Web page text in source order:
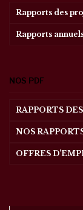
Rapports des
Rapports
NOS PDF
RAPPORTS
NOS
OFFRES